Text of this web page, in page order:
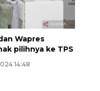
Wapres
pilihnya ke TPS
14:48